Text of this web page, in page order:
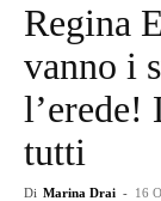
Regina
vanno i
l’erede!
tutti
Di Marina Drai - 16